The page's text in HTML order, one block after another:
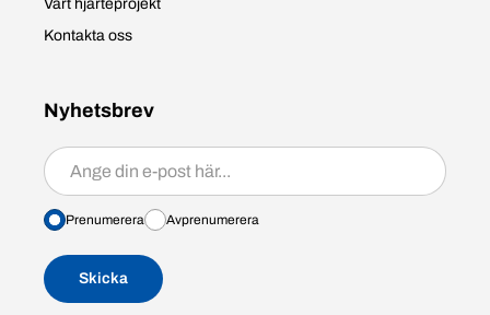
Vårt hjärteprojekt
Kontakta oss
Nyhetsbrev
Prenumerera/avprenumerera
Prenumerera Avprenumerera
Skicka